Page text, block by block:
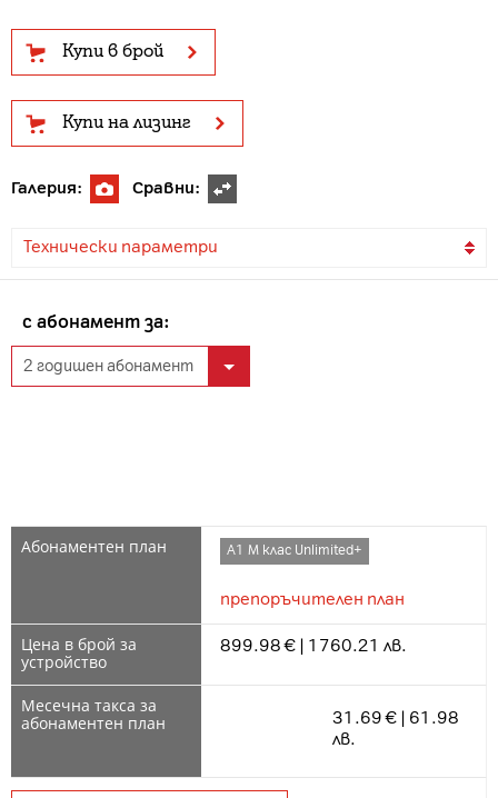
Купи в брой
Купи на лизинг
Галерия: Сравни:
Технически параметри
с абонамент за:
А1 М клас Unlimited+
препоръчителен план
899.98 € | 1760.21 лв.
31.69 € | 61.98
лв.